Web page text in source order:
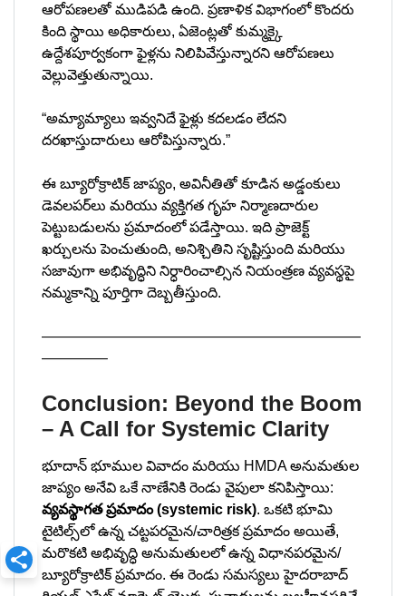
ఆరోపణలతో ముడిపడి ఉంది. ప్రణాళిక విభాగంలో కొందరు
కింది స్థాయి అధికారులు, ఏజెంట్లతో కుమ్మక్కై
ఉద్దేశపూర్వకంగా ఫైళ్లను నిలిపివేస్తున్నారని ఆరోపణలు
వెల్లువెత్తుతున్నాయి.
“అమ్యామ్యాలు ఇవ్వనిదే ఫైళ్లు కదలడం లేదని
దరఖాస్తుదారులు ఆరోపిస్తున్నారు.”
ఈ బ్యూరోక్రాటిక్ జాప్యం, అవినీతితో కూడిన అడ్డంకులు
డెవలపర్‌లు మరియు వ్యక్తిగత గృహ నిర్మాణదారుల
పెట్టుబడులను ప్రమాదంలో పడేస్తాయి. ఇది ప్రాజెక్ట్
ఖర్చులను పెంచుతుంది, అనిశ్చితిని సృష్టిస్తుంది మరియు
సజావుగా అభివృద్ధిని నిర్ధారించాల్సిన నియంత్రణ వ్యవస్థపై
నమ్మకాన్ని పూర్తిగా దెబ్బతీస్తుంది.
——————————————————————
————–
Conclusion: Beyond the Boom
– A Call for Systemic Clarity
భూదాన్ భూముల వివాదం మరియు HMDA అనుమతుల
జాప్యం అనేవి ఒకే నాణేనికి రెండు వైపులా కనిపిస్తాయి:
వ్యవస్థాగత ప్రమాదం (systemic risk). ఒకటి భూమి
టైటిల్స్‌లో ఉన్న చట్టపరమైన/చారిత్రక ప్రమాదం అయితే,
మరొకటి అభివృద్ధి అనుమతులలో ఉన్న విధానపరమైన/
బ్యూరోక్రాటిక్ ప్రమాదం. ఈ రెండు సమస్యలు హైదరాబాద్